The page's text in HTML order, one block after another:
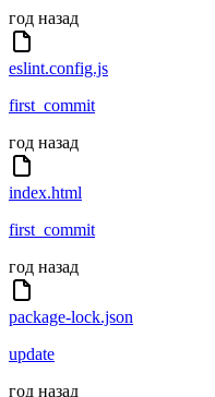
год назад
eslint.config.js
first_commit
год назад
index.html
first_commit
год назад
package-lock.json
update
год назад